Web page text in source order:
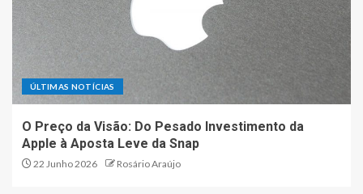
ÚLTIMAS NOTÍCIAS
O Preço da Visão: Do Pesado Investimento da
Apple à Aposta Leve da Snap
22 Junho 2026 Rosário Araújo